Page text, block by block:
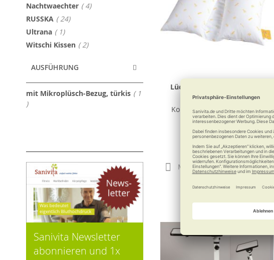
Lück Rhombo-fill Komfort-
Kissen (Gesäßkissen)
Komfort für Rücken und Po
118,76 €
Merken Vergleichen
Nachtwaechter 4Artikel
RUSSKA 24Artikel
Ultrana 1Artikel
Witschi Kissen 2Artikel
AUSFÜHRUNG
mit Mikroplüsch-Bezug, türkis 1
Artikel
Sanivita Newsletter
abonnieren und 1x